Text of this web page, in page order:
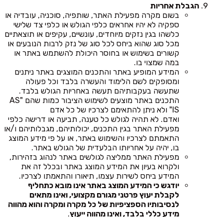
הגבלת אחריות
בשום מקרה מפעילת האתר, שותפיה, סוכניה, עובדיה או
ספקיה לא יהיו אחראים כלפי הגולש או כלפי צד שלישי
כלשהו בגין נזקים מיוחדים, עונשיים, עקיפים או תוצאתיים
מכל סוג שהוא ביחס לכל סוג של נזק לרבות הנובעים או
קשורים בשימוש או בחוסר היכולת להשתמש באתר או
במה שמצוי בו.
המידע המופיע באתר והתכנים המוצגים באתר ניתנים
ומסופקים לשם הלימוד והעשרה בלבד וכל פעולה
שתעשה בעקבותיהם תעשה באחריות הגולש בלבד.
התכנים באתר מוצעים לשימוש הציבור כמות שהם "AS
IS" ולא ניתן להתאימם לצרכיו של כל אדם
ואדם. לא תהיה לגולש כל טענה, תביעה או דרישה כלפי
מפעילת האתר בגין התכנים, יכולותיהם, מגבלותיהם ו/או
התאמתם לצרכיו והשימוש באתר, או על פי מידע המוצג
בו, יהיה על אחריותו הבלעדית של הגולש באתר.
מפעילת האתר ממליצה לגולשים באתר לנהוג בזהירות,
ולקרוא בעיון את המידע המוצג באתר ובכלל זה את
המידע ביחס לשירות עצמו, תיאורו והתאמתו לצרכיו.
יודגש כי המידע המוצג באתר אינו מובא כתחליף
לקבלת יעוץ פרטני מגורם מקצועי, ואינו מתאים
לנסיבותיו הספציפיות של כל מקרה ומקרה והוא מהווה
מידע כללי בלבד, ואינו מהווה ייעוץ.